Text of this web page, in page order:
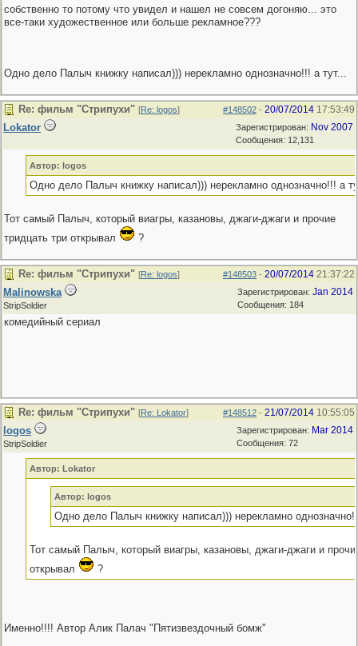
собственно то потому что увидел и нашел не совсем догоняю... это
все-таки художественное или больше рекламное???
Одно дело Палыч книжку написал))) нерекламно однозначно!!! а тут...
#148502 - 20/07/2014 17:53:49
Re: фильм "Стрипухи" [Re: logos]
Зарегистрирован: Nov 2007
Сообщения: 12,131
Lokator
Автор: logos
Одно дело Палыч книжку написал))) нерекламно однозначно!!! а
Тот самый Палыч, который виагры, казановы, джаги-джаги и прочие
тридцать три открывал
?
#148503 - 20/07/2014 21:37:22
Re: фильм "Стрипухи" [Re: logos]
Зарегистрирован: Jan 2014
Сообщения: 184
Malinowska
StripSoldier
комедийный сериал
#148512 - 21/07/2014 10:55:05
Re: фильм "Стрипухи" [Re: Lokator]
Зарегистрирован: Mar 2014
Сообщения: 72
logos
StripSoldier
Автор: Lokator
Автор: logos
Одно дело Палыч книжку написал))) нерекламно
Тот самый Палыч, который виагры, казановы, джаги-джаги и
открывал
?
Именно!!!! Автор Алик Палач "Пятизвездочный бомж"